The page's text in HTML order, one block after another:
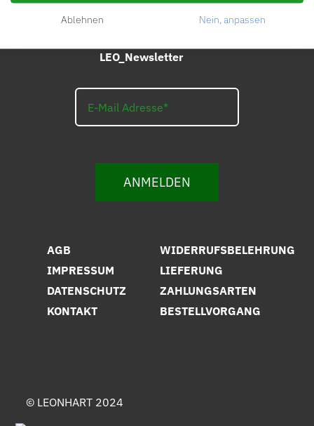
LEO_Newsletter
ANMELDEN
AGB
IMPRESSUM
DATENSCHUTZ
KONTAKT
WIDERRUFSBELEHRUNG
LIEFERUNG
ZAHLUNGSARTEN
BESTELLVORGANG
© LEONHART 2024
Ablehnen Nein, anpassen